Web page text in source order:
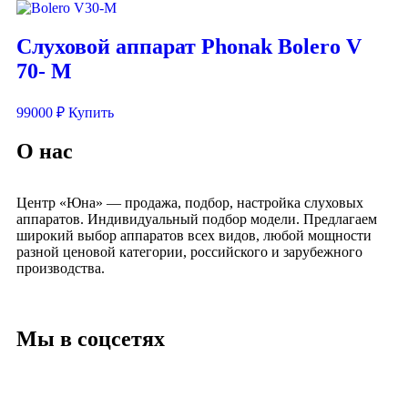
Слуховой аппарат Phonak Bolero V
70- M
99000 ₽ Купить
О нас
Центр «Юна» — продажа, подбор, настройка слуховых
аппаратов. Индивидуальный подбор модели. Предлагаем
широкий выбор аппаратов всех видов, любой мощности
разной ценовой категории, российского и зарубежного
производства.
Мы в соцсетях